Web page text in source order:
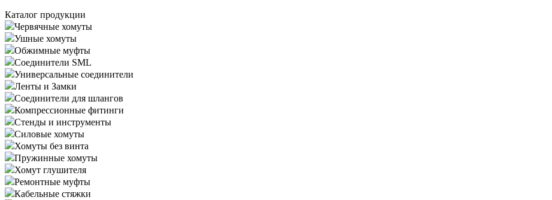
Каталог продукции
Червячные хомуты
Ушные хомуты
Обжимные муфты
Соединители SML
Универсальные соединители
Ленты и Замки
Соединители для шлангов
Компрессионные фитинги
Стенды и инструменты
Силовые хомуты
Хомуты без винта
Пружинные хомуты
Хомут глушителя
Ремонтные муфты
Кабельные стяжки